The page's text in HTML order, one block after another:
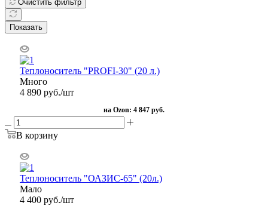
Очистить фильтр
Показать
Теплоноситель "PROFI-30" (20 л.)
Много
4 890 руб./шт
на Ozon: 4 847 руб.
В корзину
Теплоноситель "ОАЗИС-65" (20л.)
Мало
4 400 руб./шт